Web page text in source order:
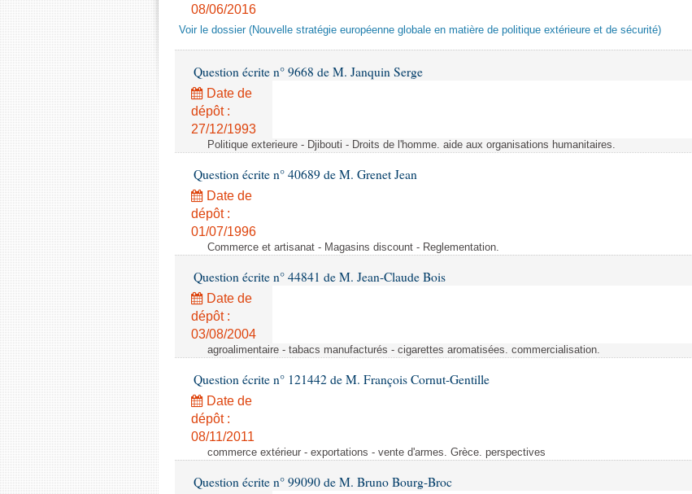
08/06/2016
Voir le dossier (Nouvelle stratégie européenne globale en matière de politique extérieure et de sécurité)
Question écrite n° 9668 de M. Janquin Serge
Date de
dépôt :
27/12/1993
Politique exterieure - Djibouti - Droits de l'homme. aide aux organisations humanitaires.
Question écrite n° 40689 de M. Grenet Jean
Date de
dépôt :
01/07/1996
Commerce et artisanat - Magasins discount - Reglementation.
Question écrite n° 44841 de M. Jean-Claude Bois
Date de
dépôt :
03/08/2004
agroalimentaire - tabacs manufacturés - cigarettes aromatisées. commercialisation.
Question écrite n° 121442 de M. François Cornut-Gentille
Date de
dépôt :
08/11/2011
commerce extérieur - exportations - vente d'armes. Grèce. perspectives
Question écrite n° 99090 de M. Bruno Bourg-Broc